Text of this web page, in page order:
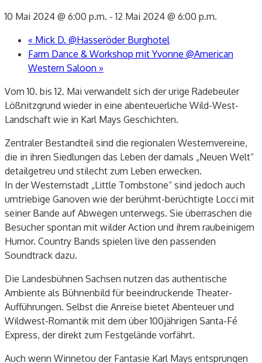
10 Mai 2024 @ 6:00 p.m. -12 Mai 2024 @ 6:00 p.m.
« Mick D. @Hasseröder Burghotel
Farm Dance & Workshop mit Yvonne @American
Western Saloon »
Vom 10. bis 12. Mai verwandelt sich der urige Radebeuler
Lößnitzgrund wieder in eine abenteuerliche Wild-West-
Landschaft wie in Karl Mays Geschichten.
Zentraler Bestandteil sind die regionalen Westernvereine,
die in ihren Siedlungen das Leben der damals „Neuen Welt“
detailgetreu und stilecht zum Leben erwecken.
In der Westernstadt „Little Tombstone“ sind jedoch auch
umtriebige Ganoven wie der berühmt-berüchtigte Locci mit
seiner Bande auf Abwegen unterwegs. Sie überraschen die
Besucher spontan mit wilder Action und ihrem raubeinigem
Humor. Country Bands spielen live den passenden
Soundtrack dazu.
Die Landesbühnen Sachsen nutzen das authentische
Ambiente als Bühnenbild für beeindruckende Theater-
Aufführungen. Selbst die Anreise bietet Abenteuer und
Wildwest-Romantik mit dem über 100jährigen Santa-Fé
Express, der direkt zum Festgelände vorfährt.
Auch wenn Winnetou der Fantasie Karl Mays entsprungen